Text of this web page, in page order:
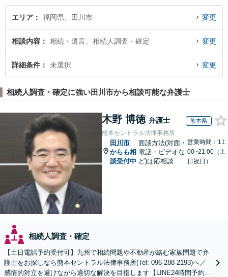
検索もでき便利です。特に田川市役所前法律事務所の大竹 健太郎弁護士や井田
法律事務所の井田 和宏弁護士のプロフィール情報や弁護士費用、強みなどが注
豊富な近くの弁護士を検索したい』『初回相談無料で相続人調査・確定を法律
相談できる田川市内の弁護士に相談予約したい』などでお困りの相談者さんに
おすすめです。
エリア 福岡県、田川市 変更
相談内容 相続・遺言、相続人調査・確定 変更
詳細条件 未選択 変更
相続人調査・確定に強い田川市から相談可能な弁護士
木野 博徳 弁護士 熊本県
熊本セントラル法律事務所
田川市
からも相
談受付中
面談方法(対面・
電話・ビデオな
ど)は応相談
営業時間：11:
00~21:00（土
日祝日）
相続人調査・確定
【土日電話予約受付可】九州で相続問題や不動産が絡む家族問題で弁
護士をお探しなら熊本セントラル法律事務所(Tel: 096-288-2193)へ／
感情的対立を避けながら適切な解決を目指します【LINE24時間予約受